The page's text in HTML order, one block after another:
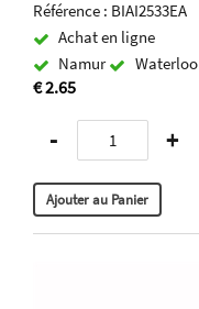
Référence : BIAI2533EA
Achat en ligne
Namur
Waterloo
€ 2.65
- +